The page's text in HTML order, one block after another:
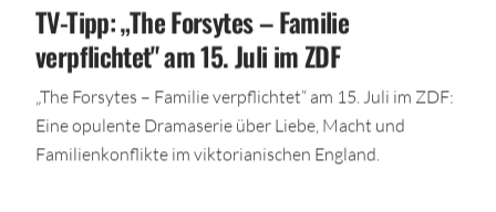
TV-Tipp: „The Forsytes – Familie
verpflichtet" am 15. Juli im ZDF
„The Forsytes – Familie verpflichtet“ am 15. Juli im ZDF:
Eine opulente Dramaserie über Liebe, Macht und
Familienkonflikte im viktorianischen England.